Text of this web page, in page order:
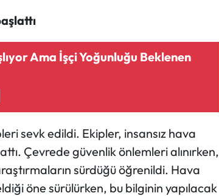
Ama İşçi Yoğunluğu Beklenen
sevk edildi. Ekipler, insansız hava
Çevrede güvenlik önlemleri alınırken,
sürdüğü öğrenildi. Hava
öne sürülürken, bu bilginin yapılacak